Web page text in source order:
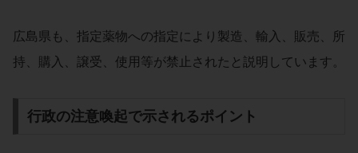
広島県も、指定薬物への指定により製造、輸入、販売、所
持、購入、譲受、使用等が禁止されたと説明しています。
行政の注意喚起で示されるポイント